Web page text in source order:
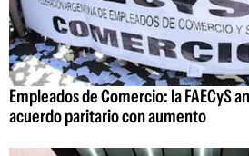
Empleados de Comercio: la FAECyS
acuerdo paritario con aumento